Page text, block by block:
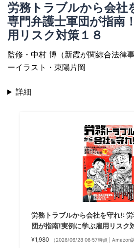
労務トラブルから会社
専門弁護士軍団が指南
用リスク対策１８
監修・中村 博（新霞が関綜合法律
ーイラスト・東陽片岡
詳細
労務トラブルから会社を守れ!:
団が指南!実例に学ぶ雇用リスク
¥1,980 （2026/06/28 06:57時点 | Amazon